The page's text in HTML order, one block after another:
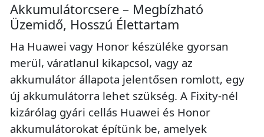
Akkumulátorcsere – Megbízható
Üzemidő, Hosszú Élettartam
Ha Huawei vagy Honor készüléke gyorsan
merül, váratlanul kikapcsol, vagy az
akkumulátor állapota jelentősen romlott, egy
új akkumulátorra lehet szükség. A Fixity-nél
kizárólag gyári cellás Huawei és Honor
akkumulátorokat építünk be, amelyek